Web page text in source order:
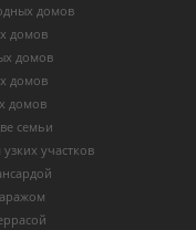
домов
домов
домов
домов
домов
семьи
участков